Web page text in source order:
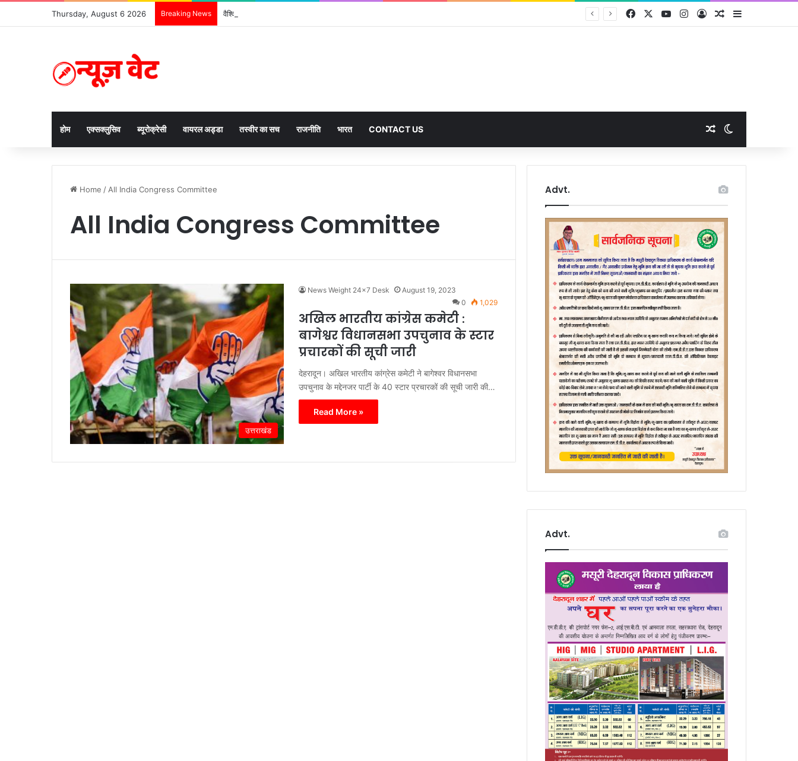
Thursday, August 6 2026 Breaking News वैश्विक संस्कृत अनुसंधान में भारत-नेपाल पहल का उत्तराखंड ने किया नेतृत्व Facebook YouTubeInstagram
Log InRandom Article
होम एक्सक्लुसिव ब्यूरोक्रेसी वायरल अड्डा तस्वीर का सच राजनीति भारत CONTACT US Random Article
Home / All India Congress Committee
All India Congress Committee
उत्तराखंड
News Weight 24x7 Desk
August 19, 2023
0
1,029
अखिल भारतीय कांग्रेस कमेटी :
बागेश्वर विधानसभा उपचुनाव के स्टार
प्रचारकों की सूची जारी
देहरादून। अखिल भारतीय कांग्रेस कमेटी ने बागेश्वर विधानसभा
उपचुनाव के मद्देनजर पार्टी के 40 स्टार प्रचारकों की सूची जारी की…
Read More »
Advt.
Advt.